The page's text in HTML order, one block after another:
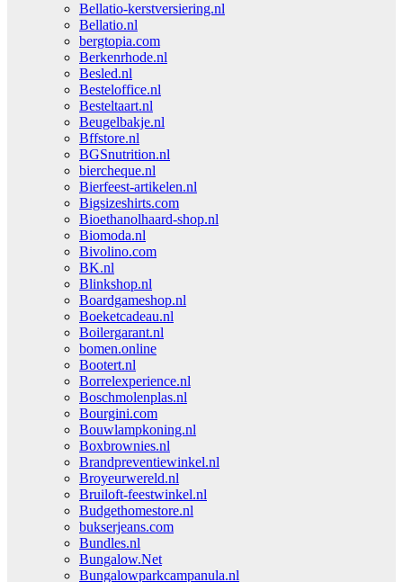
Bellatio-kerstversiering.nl
Bellatio.nl
bergtopia.com
Berkenrhode.nl
Besled.nl
Besteloffice.nl
Besteltaart.nl
Beugelbakje.nl
Bffstore.nl
BGSnutrition.nl
biercheque.nl
Bierfeest-artikelen.nl
Bigsizeshirts.com
Bioethanolhaard-shop.nl
Biomoda.nl
Bivolino.com
BK.nl
Blinkshop.nl
Boardgameshop.nl
Boeketcadeau.nl
Boilergarant.nl
bomen.online
Bootert.nl
Borrelexperience.nl
Boschmolenplas.nl
Bourgini.com
Bouwlampkoning.nl
Boxbrownies.nl
Brandpreventiewinkel.nl
Broyeurwereld.nl
Bruiloft-feestwinkel.nl
Budgethomestore.nl
bukserjeans.com
Bundles.nl
Bungalow.Net
Bungalowparkcampanula.nl